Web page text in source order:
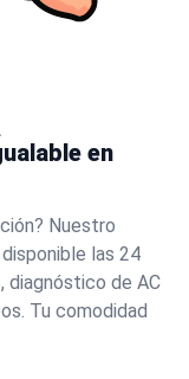
en
Nuestro
las 24
diagnóstico de AC
Tu comodidad